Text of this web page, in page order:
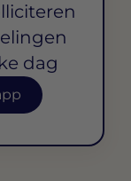
dag